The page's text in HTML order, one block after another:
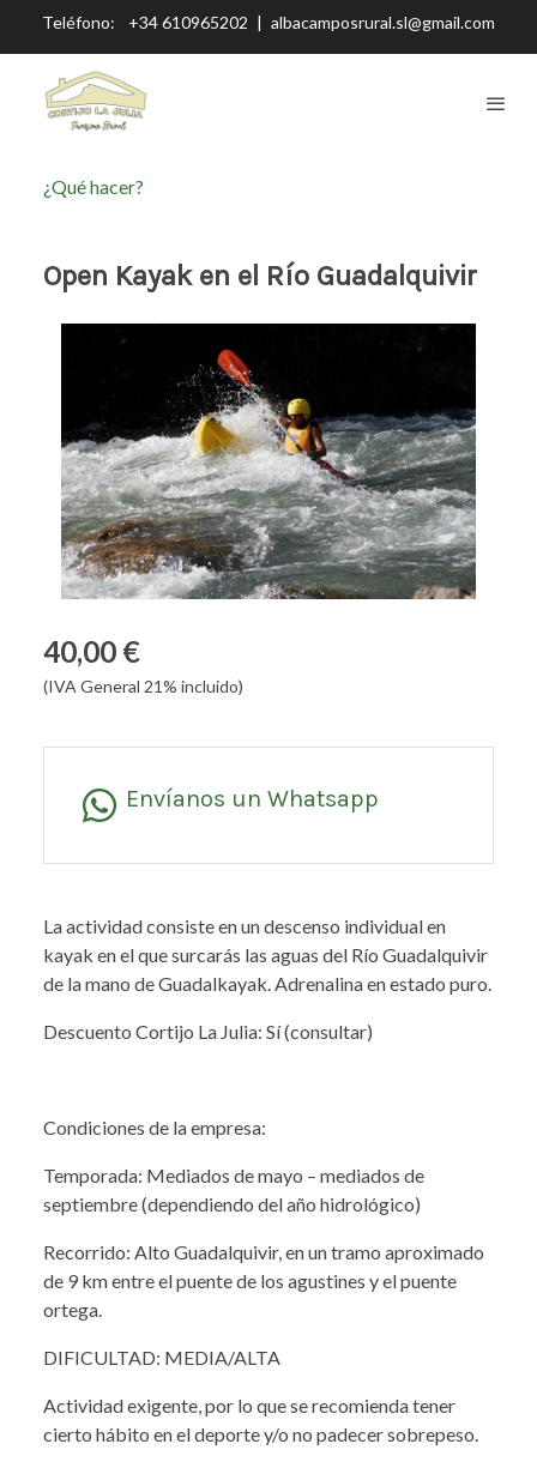
Teléfono: +34 610965202 | albacamposrural.sl@gmail.com
¿Qué hacer?
Open Kayak en el Río Guadalquivir
40,00 €
(IVA General 21% incluido)
Envíanos un Whatsapp
La actividad consiste en un descenso individual en
kayak en el que surcarás las aguas del Río Guadalquivir
de la mano de Guadalkayak. Adrenalina en estado puro.
Descuento Cortijo La Julia: Sí (consultar)
Condiciones de la empresa:
Temporada: Mediados de mayo – mediados de
septiembre (dependiendo del año hidrológico)
Recorrido: Alto Guadalquivir, en un tramo aproximado
de 9 km entre el puente de los agustines y el puente
ortega.
DIFICULTAD: MEDIA/ALTA
Actividad exigente, por lo que se recomienda tener
cierto hábito en el deporte y/o no padecer sobrepeso.